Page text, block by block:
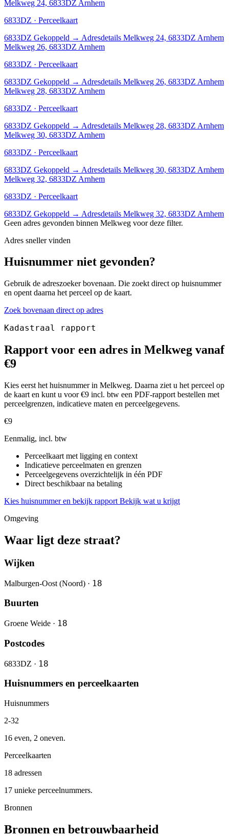
Melkweg 24, 6833DZ Arnhem
6833DZ · Perceelkaart
6833DZ Gekoppeld → Adresdetails Melkweg 24, 6833DZ Arnhem
Melkweg 26, 6833DZ Arnhem
6833DZ · Perceelkaart
6833DZ Gekoppeld → Adresdetails Melkweg 26, 6833DZ Arnhem
Melkweg 28, 6833DZ Arnhem
6833DZ · Perceelkaart
6833DZ Gekoppeld → Adresdetails Melkweg 28, 6833DZ Arnhem
Melkweg 30, 6833DZ Arnhem
6833DZ · Perceelkaart
6833DZ Gekoppeld → Adresdetails Melkweg 30, 6833DZ Arnhem
Melkweg 32, 6833DZ Arnhem
6833DZ · Perceelkaart
6833DZ Gekoppeld → Adresdetails Melkweg 32, 6833DZ Arnhem
Geen adres gevonden binnen Melkweg voor deze filter.
Adres sneller vinden
Huisnummer niet gevonden?
Gebruik de adreszoeker bovenaan. Die zoekt direct op huisnummer
en opent daarna het perceel op de kaart.
Zoek bovenaan direct op adres
Kadastraal rapport
Rapport voor een adres in Melkweg vanaf
€9
Kies eerst het huisnummer in Melkweg. Daarna ziet u het perceel op
de kaart en kunt u voor €9 incl. btw een PDF-rapport bestellen met
perceelgrenzen, indicatieve maten en perceelgegevens.
€9
Eenmalig, incl. btw
Perceelkaart met ligging en context
Indicatieve perceelmaten en grenzen
Perceelgegevens overzichtelijk in één PDF
Direct beschikbaar na betaling
Kies huisnummer en bekijk rapport Bekijk wat u krijgt
Omgeving
Waar ligt deze straat?
Wijken
Malburgen-Oost (Noord) · 18
Buurten
Groene Weide · 18
Postcodes
6833DZ · 18
Huisnummers en perceelkaarten
Huisnummers
2-32
16 even, 2 oneven.
Perceelkaarten
18 adressen
17 unieke perceelnummers.
Bronnen
Bronnen en betrouwbaarheid